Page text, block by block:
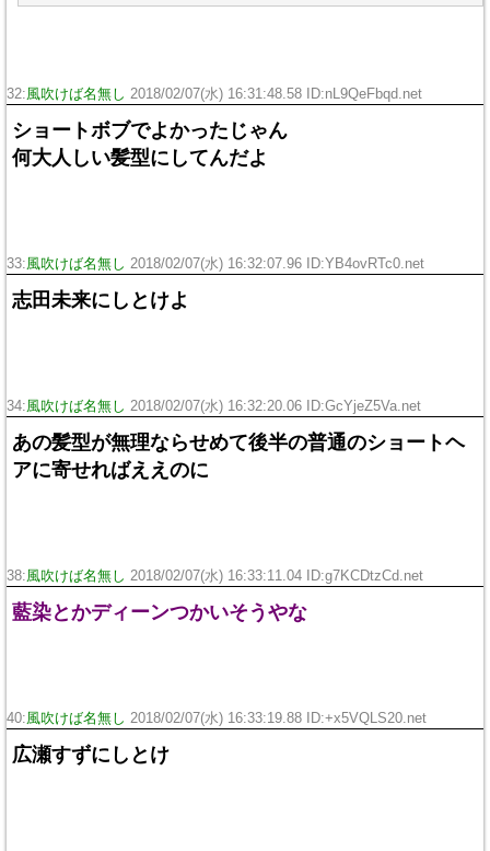
32:風吹けば名無し 2018/02/07(水) 16:31:48.58 ID:nL9QeFbqd.net
ショートボブでよかったじゃん
何大人しい髪型にしてんだよ
33:風吹けば名無し 2018/02/07(水) 16:32:07.96 ID:YB4ovRTc0.net
志田未来にしとけよ
34:風吹けば名無し 2018/02/07(水) 16:32:20.06 ID:GcYjeZ5Va.net
あの髪型が無理ならせめて後半の普通のショートヘ
アに寄せればええのに
38:風吹けば名無し 2018/02/07(水) 16:33:11.04 ID:g7KCDtzCd.net
藍染とかディーンつかいそうやな
40:風吹けば名無し 2018/02/07(水) 16:33:19.88 ID:+x5VQLS20.net
広瀬すずにしとけ